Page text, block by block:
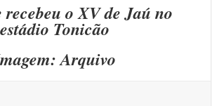
recebeu o XV de Jaú no
estádio Tonicão
Arquivo